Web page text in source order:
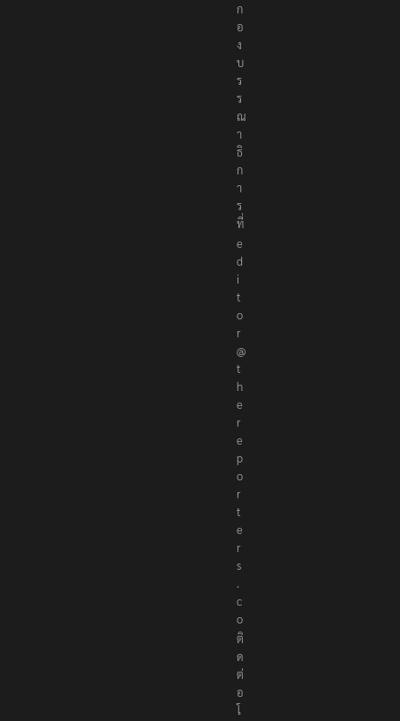
ก
อ
ง
บ
ร
ร
ณ
า
ธิ
ก
า
ร
ที่
e
d
i
t
o
r
@
t
h
e
r
e
p
o
r
t
e
r
s
.
c
o
ติ
ด
ต่
อ
โ